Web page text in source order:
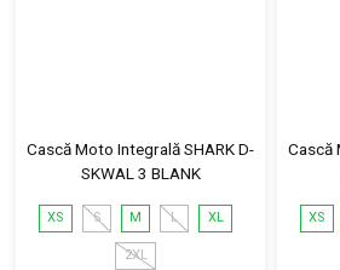
Cască Moto Integrală SHARK D-
SKWAL 3 BLANK
XS S M L XL
2XL
Cască
XS